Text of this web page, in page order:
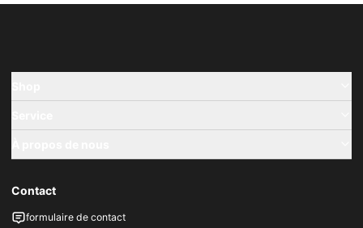
Contact
formulaire de contact